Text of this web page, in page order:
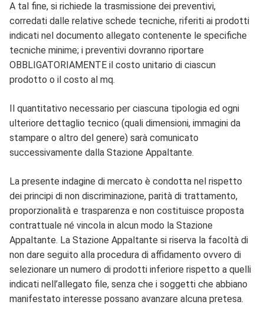
A tal fine, si richiede la trasmissione dei preventivi,
corredati dalle relative schede tecniche, riferiti ai prodotti
indicati nel documento allegato contenente le specifiche
tecniche minime; i preventivi dovranno riportare
OBBLIGATORIAMENTE il costo unitario di ciascun
prodotto o il costo al mq.
Il quantitativo necessario per ciascuna tipologia ed ogni
ulteriore dettaglio tecnico (quali dimensioni, immagini da
stampare o altro del genere) sarà comunicato
successivamente dalla Stazione Appaltante.
La presente indagine di mercato è condotta nel rispetto
dei principi di non discriminazione, parità di trattamento,
proporzionalità e trasparenza e non costituisce proposta
contrattuale né vincola in alcun modo la Stazione
Appaltante. La Stazione Appaltante si riserva la facoltà di
non dare seguito alla procedura di affidamento ovvero di
selezionare un numero di prodotti inferiore rispetto a quelli
indicati nell’allegato file, senza che i soggetti che abbiano
manifestato interesse possano avanzare alcuna pretesa.